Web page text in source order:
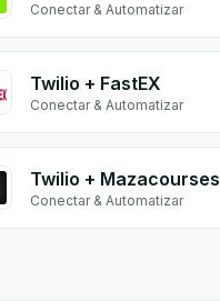
Conectar & Automatizar
Twilio + FastEX
Conectar & Automatizar
Twilio + Mazacourses
Conectar & Automatizar